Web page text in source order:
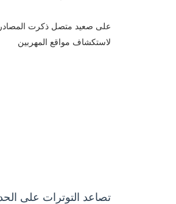
على صعيد متصل ذكرت المصادر
لاستكشاف مواقع المهربين
تصاعد التوترات على